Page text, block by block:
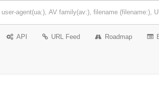
API URL Feed Roadmap